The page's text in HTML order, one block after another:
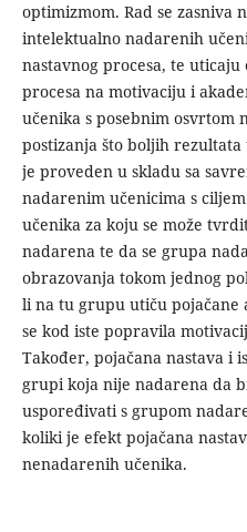
optimizmom. Rad se zasniva
intelektualno nadarenih
nastavnog procesa, te
procesa na motivaciju i
učenika s posebnim osvrtom
postizanja što boljih
je proveden u skladu sa
nadarenim učenicima s
učenika za koju se može
nadarena te da se grupa
obrazovanja tokom jednog
li na tu grupu utiču pojačane
se kod iste popravila
Također, pojačana nastava i
grupi koja nije nadarena da
uspoređivati s grupom
koliki je efekt pojačana
nenadarenih učenika.